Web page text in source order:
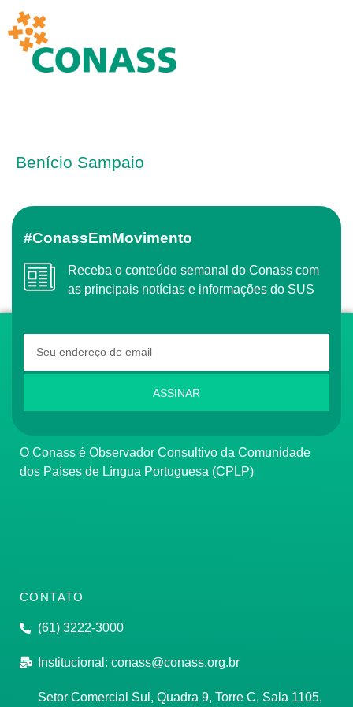
Benício Sampaio
#ConassEmMovimento
Receba o conteúdo semanal do Conass com
as principais notícias e informações do SUS
ASSINAR
O Conass é Observador Consultivo da Comunidade
dos Países de Língua Portuguesa (CPLP)
CONTATO
(61) 3222-3000
Institucional: conass@conass.org.br
Setor Comercial Sul, Quadra 9, Torre C, Sala 1105,